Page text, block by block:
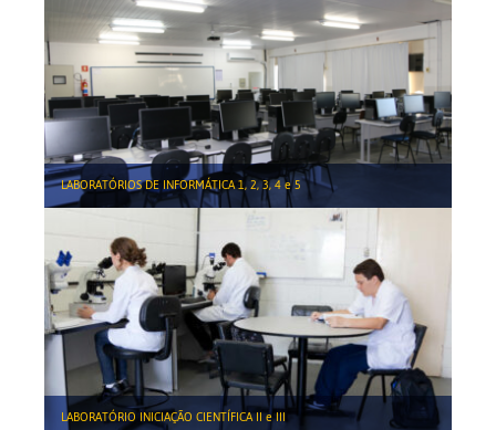
LABORATÓRIOS DE INFORMÁTICA 1, 2, 3, 4 e 5
LABORATÓRIO INICIAÇÃO CIENTÍFICA II e III